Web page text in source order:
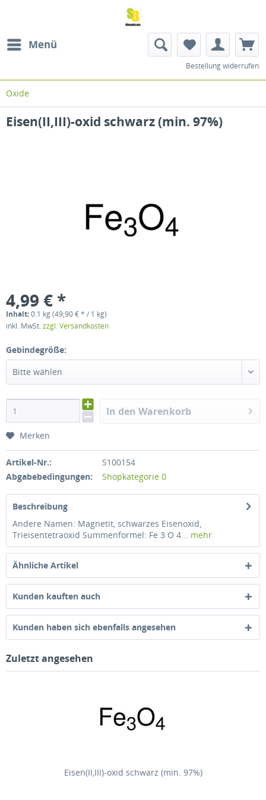
Menü
Bestellung widerrufen
Oxide
Eisen(II,III)-oxid schwarz (min. 97%)
4,99 € *
Inhalt:0.1 kg (49,90 € * / 1 kg)
inkl. MwSt.zzgl. Versandkosten
Gebindegröße:
Bitte wählen
In den Warenkorb
Merken
Artikel-Nr.:
S100154
Abgabebedingungen:
Shopkategorie 0
Beschreibung
Andere Namen: Magnetit, schwarzes Eisenoxid,
Trieisentetraoxid Summenformel: Fe 3 O 4... mehr
Ähnliche Artikel
Kunden kauften auch
Kunden haben sich ebenfalls angesehen
Zuletzt angesehen
Eisen(II,III)-oxid schwarz (min. 97%)